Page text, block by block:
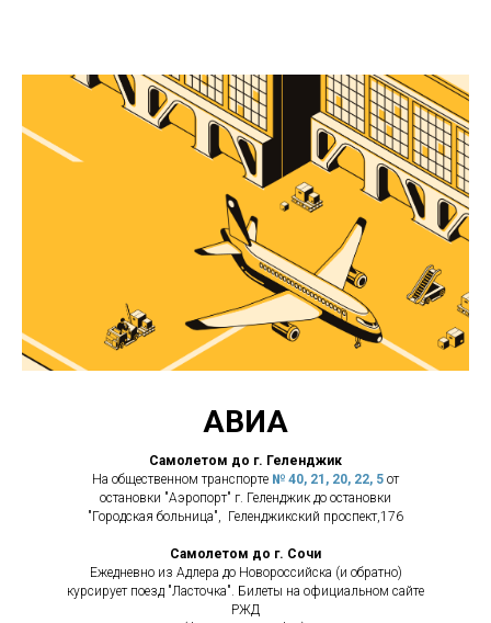
АВИА
Самолетом до г. Геленджик
На общественном транспорте № 40, 21, 20, 22, 5 от
остановки "Аэропорт" г. Геленджик до остановки
"Городская больница", Геленджикский проспект,176
Самолетом до г. Сочи
Ежедневно из Адлера до Новороссийска (и обратно)
курсирует поезд "Ласточка". Билеты на официальном сайте
РЖД